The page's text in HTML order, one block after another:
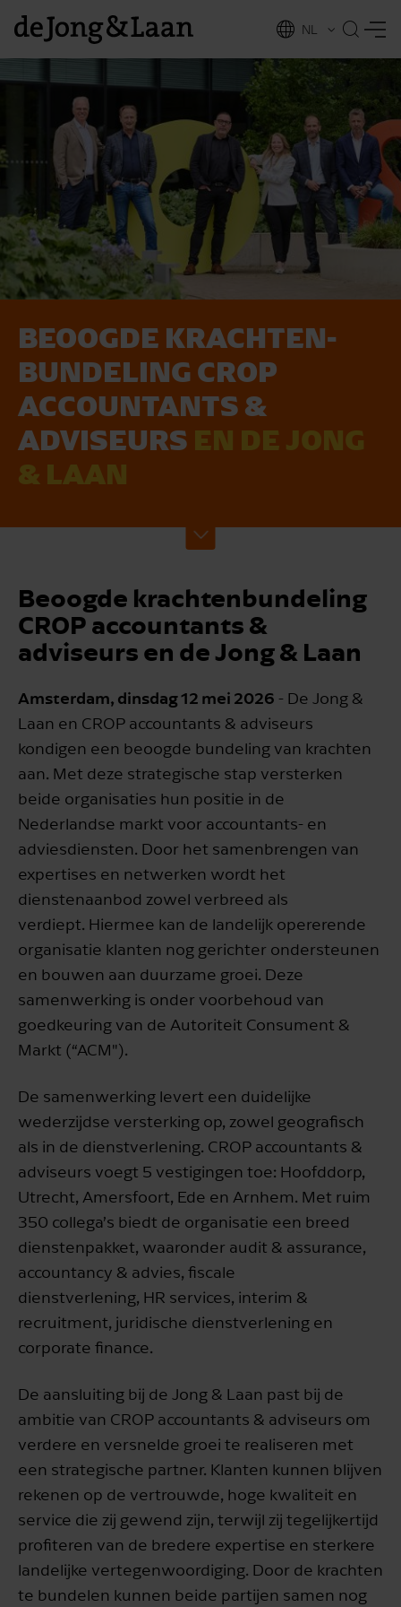
NL
EN
BEOOGDE KRACHTEN­
BUNDELING CROP
ACCOUN­TANTS &
ADVISEURS EN DE JONG
& LAAN
Beoogde krachtenbundeling
CROP accountants &
adviseurs en de Jong & Laan
Amsterdam, dinsdag 12 mei 2026 - De Jong &
Laan en CROP accountants & adviseurs
kondigen een beoogde bundeling van krachten
aan. Met deze strategische stap versterken
beide organisaties hun positie in de
Nederlandse markt voor accountants- en
adviesdiensten. Door het samenbrengen van
expertises en netwerken wordt het
dienstenaanbod zowel verbreed als
verdiept. Hiermee kan de landelijk opererende
organisatie klanten nog gerichter ondersteunen
en bouwen aan duurzame groei. Deze
samenwerking is onder voorbehoud van
goedkeuring van de Autoriteit Consument &
Markt (“ACM").
De samenwerking levert een duidelijke
wederzijdse versterking op, zowel geografisch
als in de dienstverlening. CROP accountants &
adviseurs voegt 5 vestigingen toe: Hoofddorp,
Utrecht, Amersfoort, Ede en Arnhem. Met ruim
350 collega’s biedt de organisatie een breed
dienstenpakket, waaronder audit & assurance,
accountancy & advies, fiscale
dienstverlening, HR services, interim &
recruitment, juridische dienstverlening en
corporate finance.
De aansluiting bij de Jong & Laan past bij de
ambitie van CROP accountants & adviseurs om
verdere en versnelde groei te realiseren met
een strategische partner. Klanten kunnen blijven
rekenen op de vertrouwde, hoge kwaliteit en
service die zij gewend zijn, terwijl zij tegelijkertijd
profiteren van de bredere expertise en sterkere
landelijke vertegenwoordiging. Door de krachten
te bundelen kunnen beide partijen samen nog